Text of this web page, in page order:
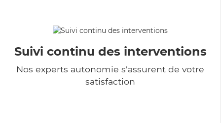
Suivi continu des interventions
Nos experts autonomie s'assurent de votre
satisfaction